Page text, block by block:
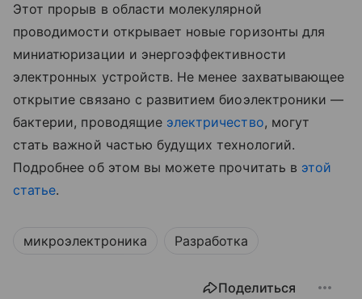
Этот прорыв в области молекулярной
проводимости открывает новые горизонты для
миниатюризации и энергоэффективности
электронных устройств. Не менее захватывающее
открытие связано с развитием биоэлектроники —
бактерии, проводящие электричество, могут
стать важной частью будущих технологий.
Подробнее об этом вы можете прочитать в этой
статье.
микроэлектроника Разработка
Поделиться